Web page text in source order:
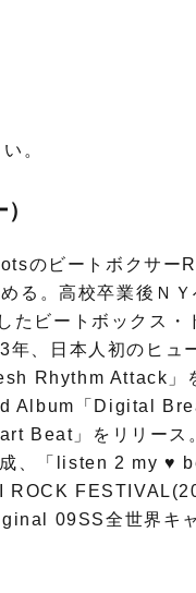
。
のビートボクサー
る。高校卒業後Ｎ
ビートボックス・
、日本人初のヒュ
Rhythm Attack」
Album「Digital
Beat」をリリース
、「listen 2 my ♥
ROCK
09SS全世界キ